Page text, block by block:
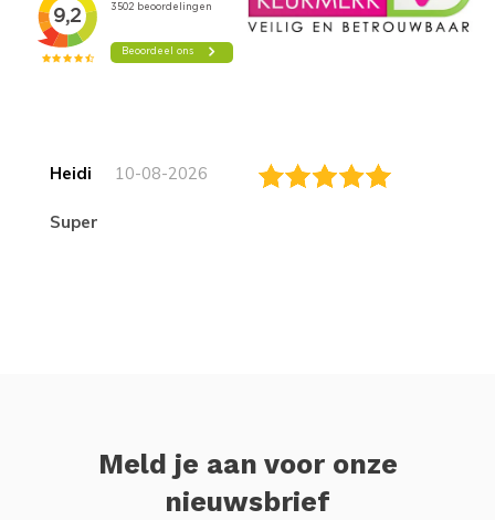
Heidi 10-08-2026
Super
Meld je aan voor onze
nieuwsbrief